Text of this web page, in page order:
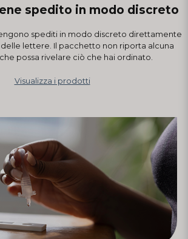
spedito in modo discreto
spediti in modo discreto direttamente
lettere. Il pacchetto non riporta alcuna
possa rivelare ciò che hai ordinato.
Visualizza i prodotti